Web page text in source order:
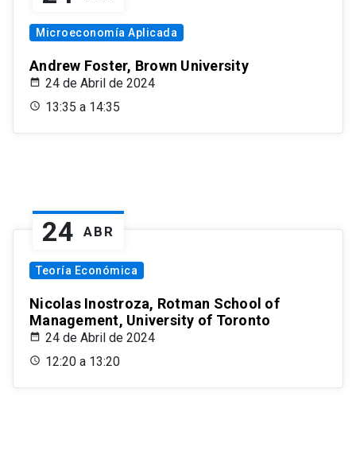
Microeconomía Aplicada
Andrew Foster, Brown University
24 de Abril de 2024
13:35 a 14:35
24 ABR
Teoría Económica
Nicolas Inostroza, Rotman School of
Management, University of Toronto
24 de Abril de 2024
12:20 a 13:20